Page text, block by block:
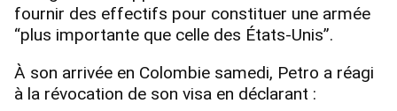
fournir des effectifs pour constituer une armée
“plus importante que celle des États-Unis”.
À son arrivée en Colombie samedi, Petro a réagi
à la révocation de son visa en déclarant :